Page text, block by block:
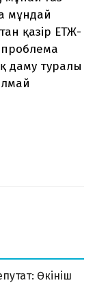
мұндай
қазір ЕТЖ-
проблема
даму туралы
Өкініш